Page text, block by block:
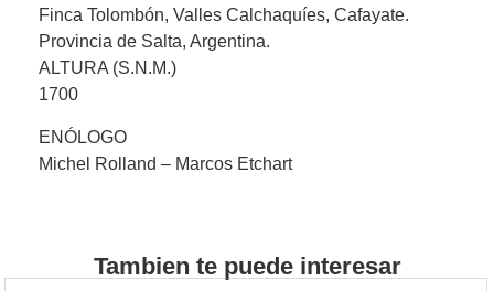
Finca Tolombón, Valles Calchaquíes, Cafayate.
Provincia de Salta, Argentina.
ALTURA (S.N.M.)
1700
ENÓLOGO
Michel Rolland – Marcos Etchart
Tambien te puede interesar